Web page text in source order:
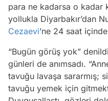
para ne kadarsa o kadar
yollukla Diyarbakır’dan
Cezaevi’ne 24 saat
“Bugün görüş yok”
günleri de anımsadı.
tavuğu lavaşa sararmış;
tavuğu yemek için